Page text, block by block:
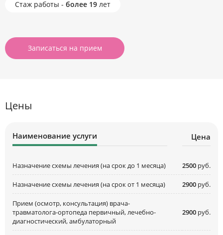
Стаж работы - более 19 лет
Записаться на прием
Цены
Наименование услуги Цена
Назначение схемы лечения (на срок до 1 месяца) 2500 руб.
Назначение схемы лечения (на срок от 1 месяца) 2900 руб.
Прием (осмотр, консультация) врача-
травматолога-ортопеда первичный, лечебно-
диагностический, амбулаторный
2900 руб.